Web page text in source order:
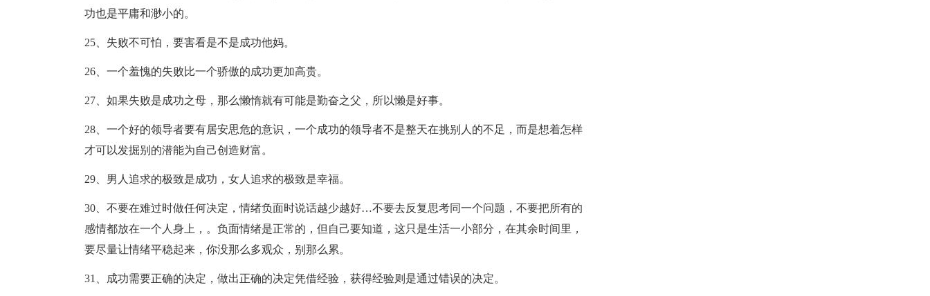
功也是平庸和渺小的。
25、失败不可怕，要害看是不是成功他妈。
26、一个羞愧的失败比一个骄傲的成功更加高贵。
27、如果失败是成功之母，那么懒惰就有可能是勤奋之父，所以懒是好事。
28、一个好的领导者要有居安思危的意识，一个成功的领导者不是整天在挑别人的不足，而是想着怎样
才可以发掘别的潜能为自己创造财富。
29、男人追求的极致是成功，女人追求的极致是幸福。
30、不要在难过时做任何决定，情绪负面时说话越少越好…不要去反复思考同一个问题，不要把所有的
感情都放在一个人身上，。负面情绪是正常的，但自己要知道，这只是生活一小部分，在其余时间里，
要尽量让情绪平稳起来，你没那么多观众，别那么累。
31、成功需要正确的决定，做出正确的决定凭借经验，获得经验则是通过错误的决定。